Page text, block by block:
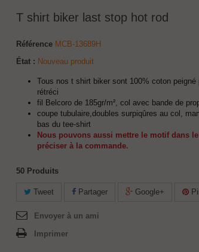
T shirt biker last stop hot rod
Référence MCB-13689H
État : Nouveau produit
Tous nos t shirt biker sont 100% coton peigné
rétréci
fil Belcoro de 185gr/m², col avec bande de
coupe tubulaire,doubles surpiqûres au col,
bas du tee-shirt
Nous pouvons aussi mettre le motif dans
préciser à la commande.
50 Produits
Tweet Partager Google+
Envoyer à un ami
Imprimer